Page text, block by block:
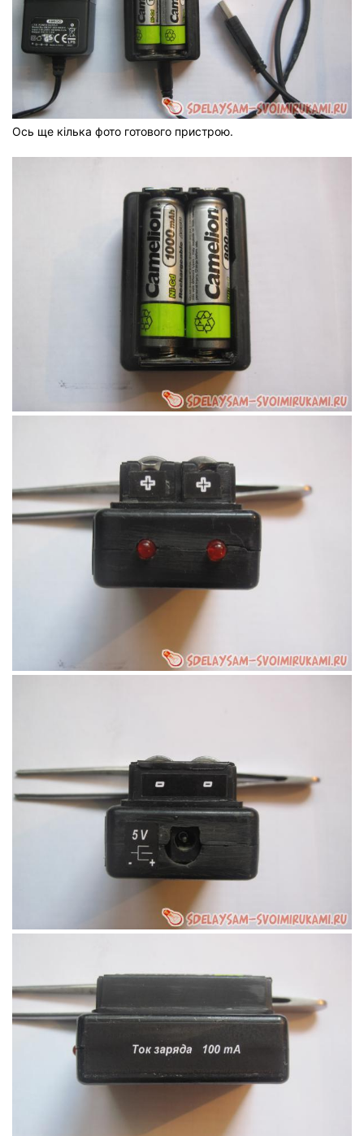
Ось ще кілька фото готового пристрою.